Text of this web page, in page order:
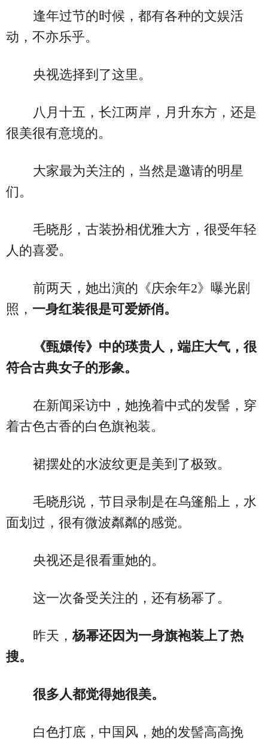
逢年过节的时候，都有各种的文娱活
动，不亦乐乎。
央视选择到了这里。
八月十五，长江两岸，月升东方，还是
很美很有意境的。
大家最为关注的，当然是邀请的明星
们。
毛晓彤，古装扮相优雅大方，很受年轻
人的喜爱。
前两天，她出演的《庆余年2》曝光剧
照， 一身红装很是可爱娇俏。
《甄嬛传》中的瑛贵人，端庄大气，很
符合古典女子的形象。
在新闻采访中，她挽着中式的发髻，穿
着古色古香的白色旗袍装。
裙摆处的水波纹更是美到了极致。
毛晓彤说，节目录制是在乌篷船上，水
面划过，很有微波粼粼的感觉。
央视还是很看重她的。
这一次备受关注的，还有杨幂了。
昨天，杨幂还因为一身旗袍装上了热
搜。
很多人都觉得她很美。
白色打底，中国风，她的发髻高高挽